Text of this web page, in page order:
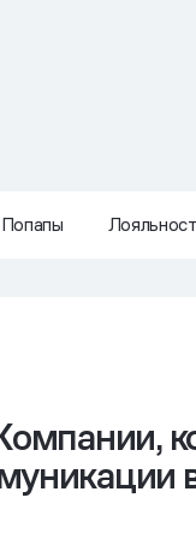
Попапы